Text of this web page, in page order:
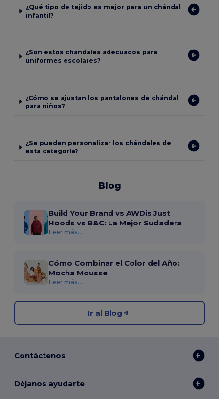
¿Qué tipo de tejido es mejor para un chándal
infantil?
¿Son estos chándales adecuados para
uniformes escolares?
¿Cómo se ajustan los pantalones de chándal
para niños?
¿Se pueden personalizar los chándales de
esta categoría?
Blog
Build Your Brand vs AWDis Just
Hoods vs B&C: La Mejor Sudadera
Leer más...
Cómo Combinar el Color del Año:
Mocha Mousse
Leer más...
Ir al Blog
Contáctenos
Déjanos ayudarte